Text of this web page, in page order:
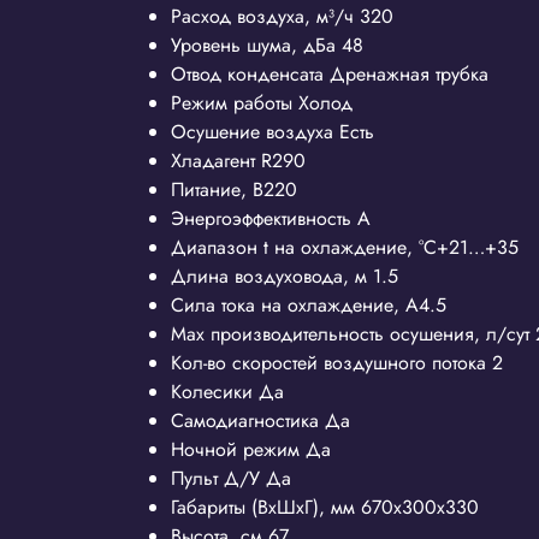
Расход воздуха, м³/ч 320
Уровень шума, дБа 48
Отвод конденсата Дренажная трубка
Режим работы Холод
Осушение воздуха Есть
Хладагент R290
Питание, В220
Энергоэффективность A
Диапазон t на охлаждение, °С+21…+35
Длина воздуховода, м 1.5
Сила тока на охлаждение, А4.5
Max производительность осушения, л/сут
Кол-во скоростей воздушного потока 2
Колесики Да
Самодиагностика Да
Ночной режим Да
Пульт Д/У Да
Габариты (ВхШхГ), мм 670х300х330